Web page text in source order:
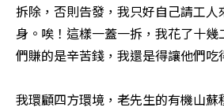
拆除，否則告發，我只好自己請工人
身。唉！這樣一蓋一拆，我花了十幾
們賺的是辛苦錢，我還是得讓他們吃
我環顧四方環境，老先生的有機山